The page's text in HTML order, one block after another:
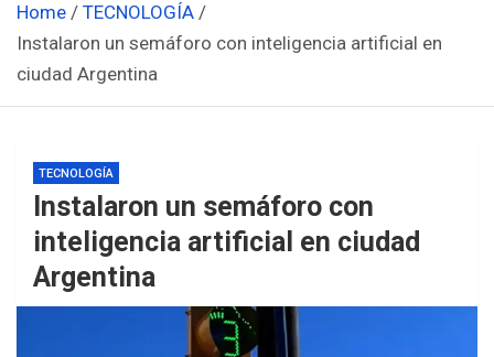
Home
TECNOLOGÍA
Instalaron un semáforo con inteligencia artificial en
ciudad Argentina
TECNOLOGÍA
Instalaron un semáforo con
inteligencia artificial en ciudad
Argentina